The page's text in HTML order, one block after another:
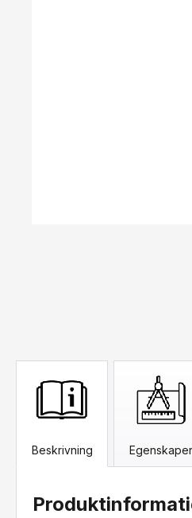
Beskrivning Egenskaper